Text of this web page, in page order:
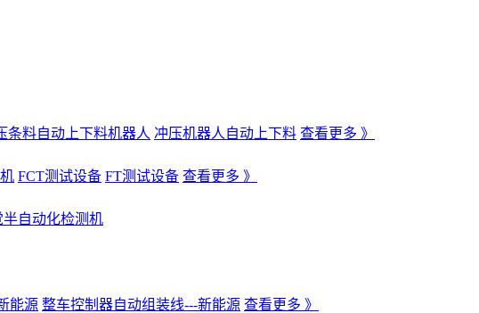
条料自动上下料机器人 冲压机器人自动上下料 查看更多 》
FCT测试设备 FT测试设备 查看更多 》
自动化检测机
能源 整车控制器自动组装线---新能源 查看更多 》